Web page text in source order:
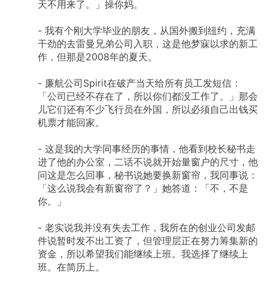
天不用来了。」操你妈。
- 我有个刚大学毕业的朋友，从国外搬到纽约，充满
干劲的去雷曼兄弟公司入职，这是他梦寐以求的新工
作，但那是2008年的夏天。
- 廉航公司Spirit在破产当天给所有员工发短信：
「公司已经不存在了，所以你们都没工作了。」那会
儿它们还有不少飞行员在外国，所以必须自己出钱买
机票才能回家。
- 这是我的大学同事经历的事情，他看到校长秘书走
进了他的办公室，二话不说就开始量窗户的尺寸，他
问这是怎么回事，秘书说她要换新窗帘，我同事说：
「这么说我会有新窗帘了？」她答道：「不，不是
你。」
- 老实说我并没有失去工作，我所在的创业公司发邮
件说暂时发不出工资了，但管理层正在努力筹集新的
资金，所以希望我们能继续上班。我选择了继续上
班。在简历上。